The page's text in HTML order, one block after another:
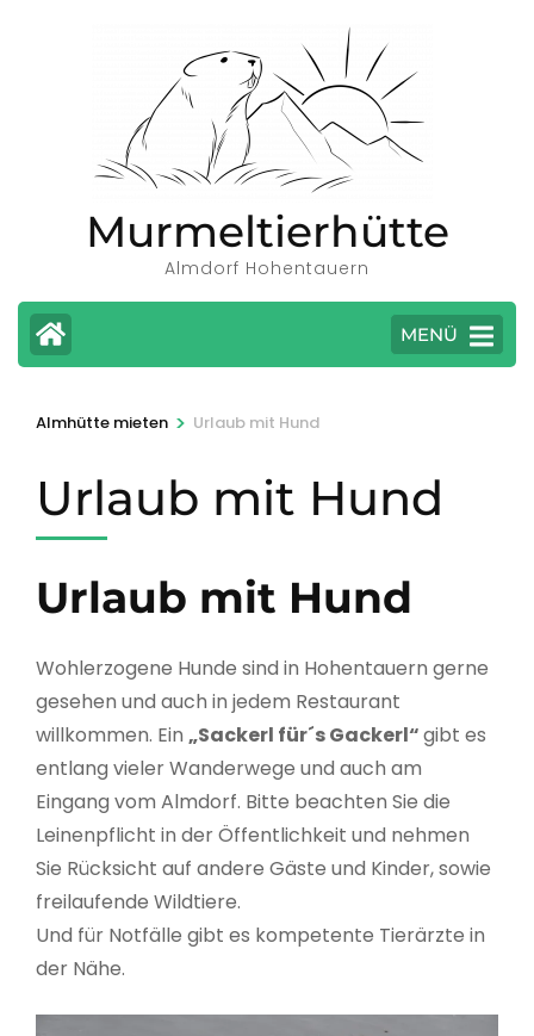
Murmeltierhütte
Almdorf Hohentauern
MENÜ
Almhütte mieten > Urlaub mit Hund
Urlaub mit Hund
Urlaub mit Hund
Wohlerzogene Hunde sind in Hohentauern gerne
gesehen und auch in jedem Restaurant
willkommen. Ein „Sackerl für´s Gackerl“gibt es
entlang vieler Wanderwege und auch am
Eingang vom Almdorf. Bitte beachten Sie die
Leinenpflicht in der Öffentlichkeit und nehmen
Sie Rücksicht auf andere Gäste und Kinder, sowie
freilaufende Wildtiere.
Und für Notfälle gibt es kompetente Tierärzte in
der Nähe.